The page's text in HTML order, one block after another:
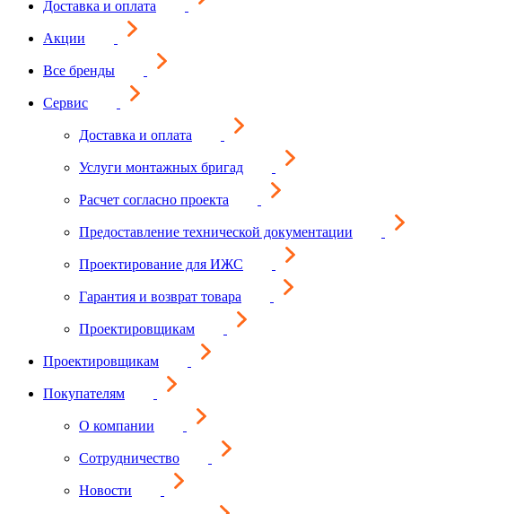
Доставка и оплата
Акции
Все бренды
Сервис
Доставка и оплата
Услуги монтажных бригад
Расчет согласно проекта
Предоставление технической документации
Проектирование для ИЖС
Гарантия и возврат товара
Проектировщикам
Проектировщикам
Покупателям
О компании
Сотрудничество
Новости